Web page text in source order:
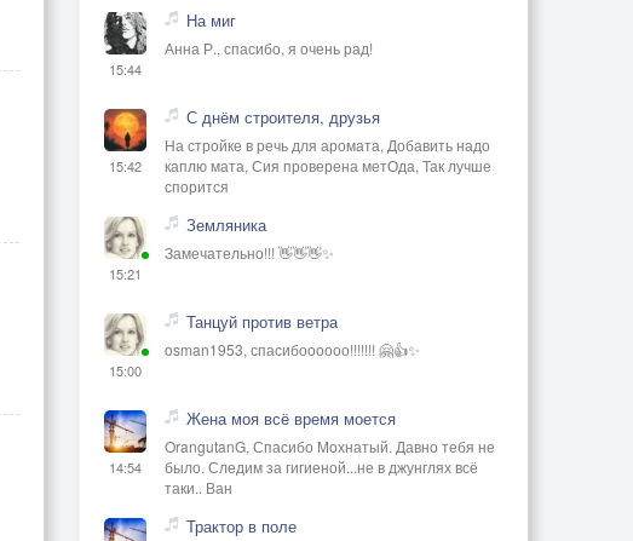
15:44
На миг
Анна Р., спасибо, я очень рад!
15:42
С днём строителя, друзья
На стройке в речь для аромата, Добавить надо
каплю мата, Сия проверена метОда, Так лучше
спорится
15:21
Земляника
Замечательно!!! 👋👋👋✨
15:00
Танцуй против ветра
osman1953, спасибоооооо!!!!!!! 🤗👍✨
14:54
Жена моя всё время моется
OrangutanG, Спасибо Мохнатый. Давно тебя не
было. Следим за гигиеной...не в джунглях всё
таки.. Ван
Трактор в поле